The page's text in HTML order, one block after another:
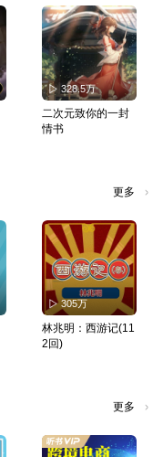
328.5万
二次元致你的一封
情书
更多
305万
林兆明：西游记(11
2回)
更多